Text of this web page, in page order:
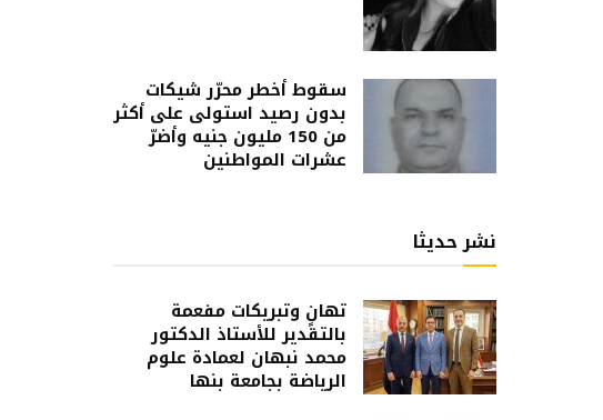
سقوط أخطر محرّر شيكات
بدون رصيد استولى على أكثر
من 150 مليون جنيه وأضرّ
عشرات المواطنين
نشر حديثا
تهانٍ وتبريكات مفعمة
بالتقدير للأستاذ الدكتور
محمد نبهان لعمادة علوم
الرياضة بجامعة بنها